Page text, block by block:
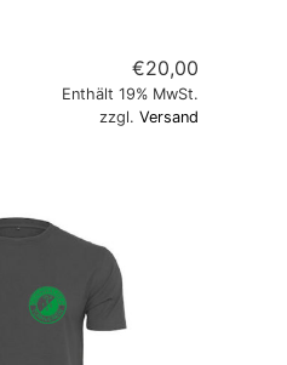
€20,00
Enthält 19% MwSt.
zzgl.Versand